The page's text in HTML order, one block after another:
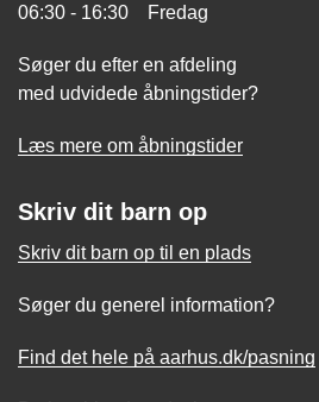
06:30 - 16:30 Fredag
Søger du efter en afdeling
med udvidede åbningstider?
Læs mere om åbningstider
Skriv dit barn op
Skriv dit barn op til en plads
Søger du generel information?
Find det hele på aarhus.dk/pasning